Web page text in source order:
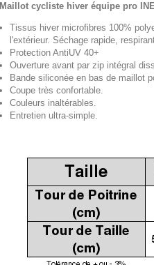
Maillot cycliste hiver équipe pro
Tissus hiver microfibres 100%
l'extérieur. Séchage rapide,
Protection AntiUV 40+
Ouverture avant par zip intégral
Bande siliconée en bas de maillot
Coupe très confortable.
Couleurs inaltérables.
Entretien ultra-simple.